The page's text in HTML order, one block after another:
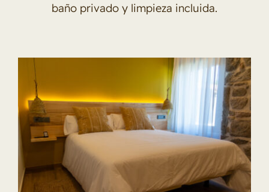
baño privado y limpieza incluida.